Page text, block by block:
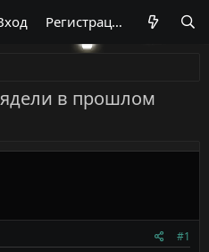
Регистрация
в прошлом
#1